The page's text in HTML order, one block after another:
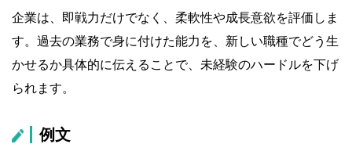
企業は、即戦力だけでなく、柔軟性や成長意欲を評価しま
す。過去の業務で身に付けた能力を、新しい職種でどう生
かせるか具体的に伝えることで、未経験のハードルを下げ
られます。
例文